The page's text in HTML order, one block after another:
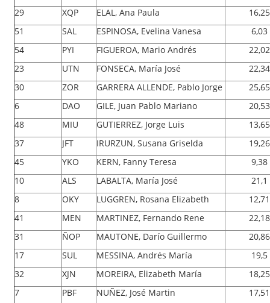
29
XQP ELAL, Ana Paula
16,25
51
SAL ESPINOSA, Evelina Vanesa
6,03
54
PYI FIGUEROA, Mario Andrés
22,02
23
UTN FONSECA, María José
22,34
30
ZOR GARRERA ALLENDE, Pablo Jorge
25,65
6
DAO GILE, Juan Pablo Mariano
20,53
48
MIU GUTIERREZ, Jorge Luis
13,65
37
JFT IRURZUN, Susana Griselda
19,26
45
YKO KERN, Fanny Teresa
9,38
10
ALS LABALTA, María José
21,1
8
OKY LUGGREN, Rosana Elizabeth
12,71
41
MEN MARTINEZ, Fernando Rene
22,18
31
ÑOP MAUTONE, Darío Guillermo
20,86
17
SUL MESSINA, Andrés María
19,5
32
XJN MOREIRA, Elizabeth María
18,25
7
PBF NUÑEZ, José Martin
17,51